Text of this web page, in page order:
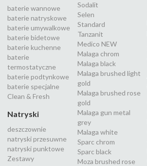
baterie wannowe
baterie natryskowe
baterie umywalkowe
baterie bidetowe
baterie kuchenne
baterie
termostatyczne
baterie podtynkowe
baterie specjalne
Clean & Fresh
Natryski
deszczownie
natryski przesuwne
natryski punktowe
Zestawy
Sodalit
Selen
Standard
Tanzanit
Medico NEW
Malaga chrom
Malaga black
Malaga brushed light
gold
Malaga brushed rose
gold
Malaga gun metal
grey
Malaga white
Sparc chrom
Sparc black
Moza brushed rose